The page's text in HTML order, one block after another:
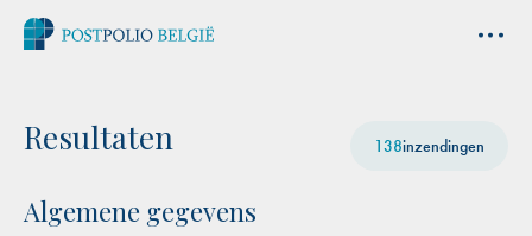
Resultaten 138inzendingen
Algemene gegevens